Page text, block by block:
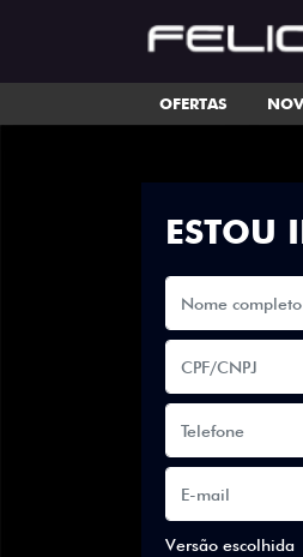
OFERTAS
ESTOU
Versão escolhida